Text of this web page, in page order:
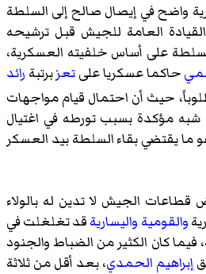
واضح في إيصال صالح إلى السلطة
العامة للجيش قبل ترشيحه
على أساس خلفيته العسكرية،
حاكما عسكريا علىتعزبرتبة رائد
حيث أن احتمال قيام مواجهات
شبه مؤكدة بسبب تورطه في اغتيال
ما يقتضي بقاء السلطة بيد العسكر
الجيش لا تدين له بالولاء
والقومية واليساريةقد تغلغلت في
كان الكثير من الضباط والجنود
إبراهيم الحمدي، بعد أقل من ثلاثة